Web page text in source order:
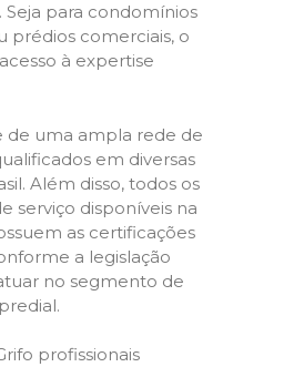
Seja para condomínios
prédios comerciais, o
à expertise
de uma ampla rede de
em diversas
Além disso, todos os
serviço disponíveis na
as certificações
a legislação
no segmento de
profissionais